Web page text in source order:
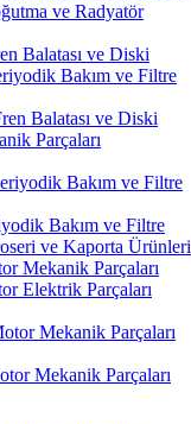
ve Radyatör
Balatası ve Diski
Bakım ve Filtre
Balatası ve Diski
Parçaları
Bakım ve Filtre
Bakım ve Filtre
ve Kaporta Ürünleri
Mekanik Parçaları
Elektrik Parçaları
Mekanik Parçaları
Mekanik Parçaları